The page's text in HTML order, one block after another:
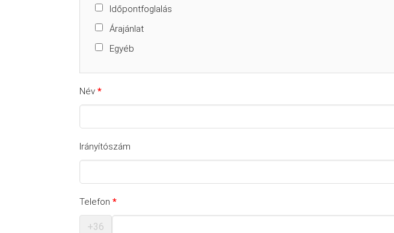
Időpontfoglalás
Árajánlat
Egyéb
Név *
Irányítószám
Telefon *
+36